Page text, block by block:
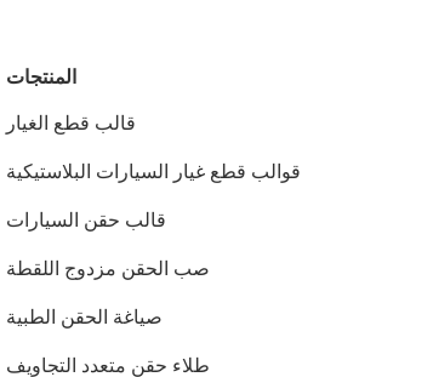
المنتجات
قالب قطع الغيار
قوالب قطع غيار السيارات البلاستيكية
قالب حقن السيارات
صب الحقن مزدوج اللقطة
صياغة الحقن الطبية
طلاء حقن متعدد التجاويف